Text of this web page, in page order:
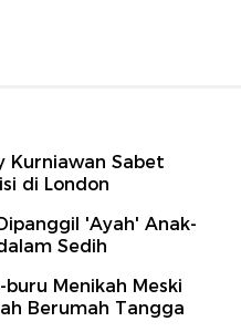
Kurniawan Sabet
di London
'Ayah' Anak-
Sedih
Menikah Meski
Berumah Tangga